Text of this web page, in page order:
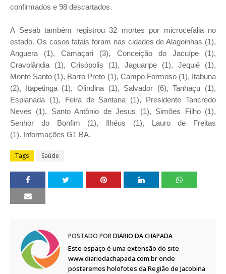
confirmados e 98 descartados.
A Sesab também registrou 32 mortes por microcefalia no
estado. Os casos fatais foram nas cidades de Alagoinhas (1),
Anguera (1), Camaçari (3), Conceição do Jacuípe (1),
Cravolândia (1), Crisópolis (1), Jaguaripe (1), Jequié (1),
Monte Santo (1), Barro Preto (1), Campo Formoso (1), Itabuna
(2), Itapetinga (1), Olindina (1), Salvador (6), Tanhaçu (1),
Esplanada (1), Feira de Santana (1), Presidente Tancredo
Neves (1), Santo Antônio de Jesus (1), Simões Filho (1),
Senhor do Bonfim (1), Ilhéus (1), Lauro de Freitas
(1). Informações G1 BA.
Tags Saúde
POSTADO PORDIÁRIO DA CHAPADA
Este espaço é uma extensão do site
www.diariodachapada.com.br onde
postaremos holofotes da Região de Jacobina